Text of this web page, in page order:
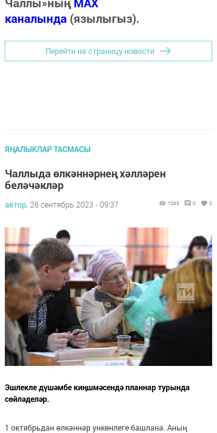
каналында (язылыгыз).
Перейти на страницу новости
ЯҢАЛЫКЛАР ТАСМАСЫ
Чаллыда өлкәннәрнең хәлләрен
беләчәкләр
автор, 26 сентябрь 2023 - 09:37 1065 0 0
Эшлекле дүшәмбе киңшмәсендә планнар турында
сөйләделәр.
1 октябрьдан өлкәннәр ункөнлеге башлана. Аның